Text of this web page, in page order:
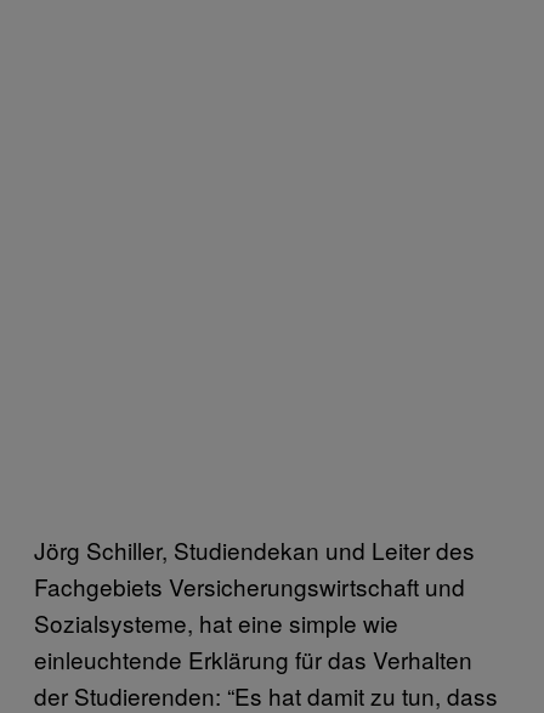
Jörg Schiller, Studiendekan und Leiter des
Fachgebiets Versicherungswirtschaft und
Sozialsysteme, hat eine simple wie
einleuchtende Erklärung für das Verhalten
der Studierenden: “Es hat damit zu tun, dass